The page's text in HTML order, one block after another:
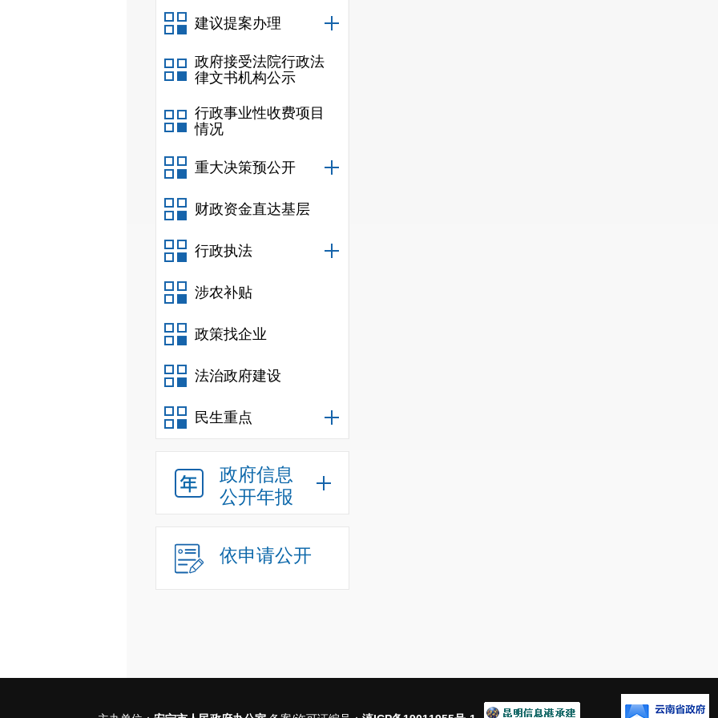
建议提案办理
政府接受法院行政法
律文书机构公示
行政事业性收费项目
情况
重大决策预公开
财政资金直达基层
行政执法
涉农补贴
政策找企业
法治政府建设
民生重点
政府信息
公开年报
依申请公开